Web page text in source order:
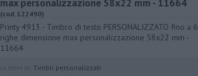
max personalizzazione 58x22 mm - 11664
(cod. 122490)
Printy 4913 - Timbro di testo PERSONALIZZATO fino a 6
righe dimensione max personalizzazione 58x22 mm -
11664
Timbri personalizzati